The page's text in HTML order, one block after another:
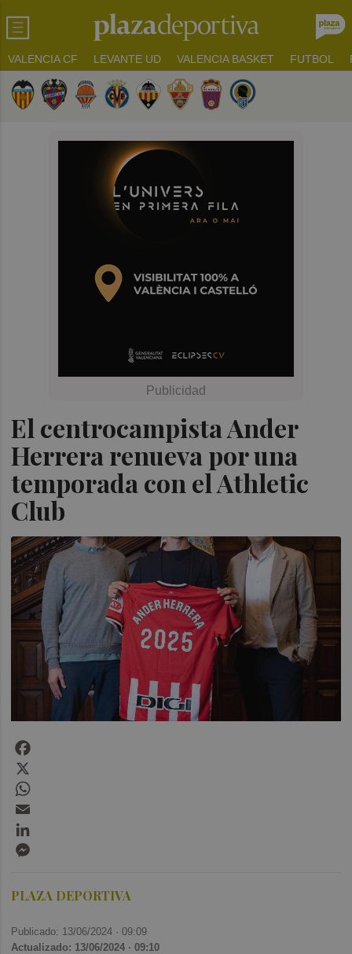
VALENCIA CF LEVANTE UD VALENCIA BASKET FUTBOL
El centrocampista Ander
Herrera renueva por una
temporada con el Athletic
Club
PLAZA DEPORTIVA
Publicado: 13/06/2024 ·09:09
Actualizado: 13/06/2024 · 09:10